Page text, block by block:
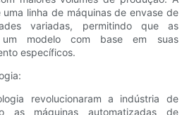
linha de máquinas de envase de
variadas, permitindo que as
um modelo com base em suas
específicos.
revolucionaram a indústria de
as máquinas automatizadas de